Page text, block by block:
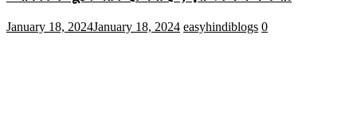
January 18, 2024January 18, 2024 easyhindiblogs 0